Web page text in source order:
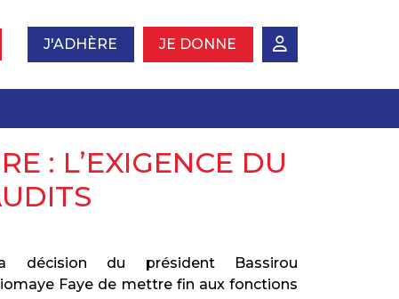
J'ADHÈRE JE DONNE
: L’EXIGENCE DU
décision du président Bassirou
Faye de mettre fin aux fonctions